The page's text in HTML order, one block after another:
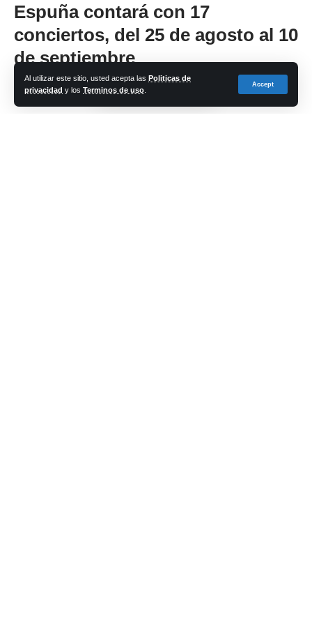
Al utilizar este sitio, usted acepta las Politicas de
privacidad y los Terminos de uso
Accept
Espuña contará con 17
conciertos, del 25 de agosto al 10
de septiembre
Share